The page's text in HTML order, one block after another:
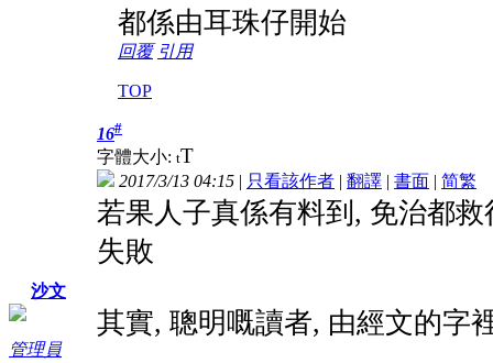
都係由耳珠仔開始
回覆 引用
TOP
沙文
管理員
16#
字體大小: tT
2017/3/13 04:15 | 只看該作者 | 翻譯 | 書面 | 简繁
若果人子真係有料到, 免治都
失敗
其實, 聰明嘅讀者, 由經文的字